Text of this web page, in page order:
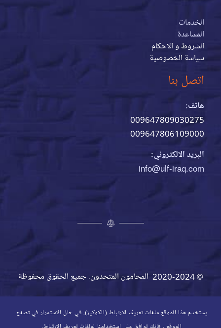
الخدمات
المساعدة
الشروط و الاحكام
سياسة الخصوصية
اتصل بنا
هاتف:
009647809030275
009647806109000
البريد الالكتروني:
info@ulf-iraq.com
© 2020-2024 المحامون المتحدون. جميع الحقوق محفوظة
يستخدم هذا الموقع ملفات تعريف الارتباط (الكوكيز). في حال الاستمرار في تصفح
الموقع ، فإنك توافق على استخدامنا لملفات تعريف الارتباط.